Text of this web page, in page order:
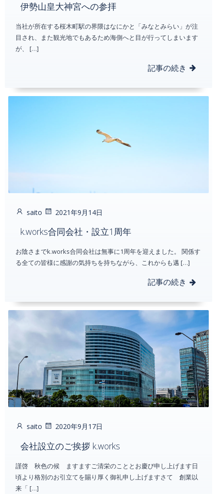
伊勢山皇大神宮への参拝
当社が所在する桜木町駅の界隈はなにかと「みなとみらい」が注
目され、また観光地でもあるため海側へと目が行ってしまいます
が、 […]
記事の続き
saito 2021年9月14日
k.works合同会社・設立1周年
お陰さまでk.works合同会社は無事に1周年を迎えました。 関係す
る全ての皆様に感謝の気持ちを持ちながら、これからも邁 […]
記事の続き
saito 2020年9月17日
会社設立のご挨拶 k.works
謹啓 秋色の候 ますますご清栄のこととお慶び申し上げます日
頃より格別のお引立てを賜り厚く御礼申し上げますさて 創業以
来「 […]